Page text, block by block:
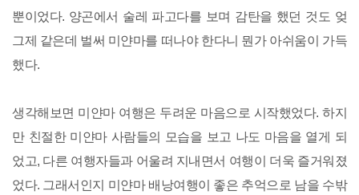
뿐이었다. 양곤에서 술레 파고다를 보며 감탄을 했던 것도 엊
그제 같은데 벌써 미얀마를 떠나야 한다니 뭔가 아쉬움이 가득
했다.
생각해보면 미얀마 여행은 두려운 마음으로 시작했었다. 하지
만 친절한 미얀마 사람들의 모습을 보고 나도 마음을 열게 되
었고, 다른 여행자들과 어울려 지내면서 여행이 더욱 즐거워졌
었다. 그래서인지 미얀마 배낭여행이 좋은 추억으로 남을 수밖